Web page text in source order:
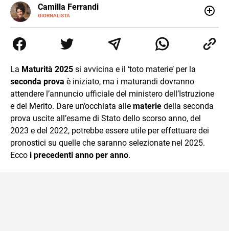
Camilla Ferrandi
GIORNALISTA
E-
MAIL
LINKEDIN
di trasformare la passione per la scrittura in un lavoro, e
da lì non mi sono più fermata. L’attualità è il mio pane
mente.
La Maturità 2025 si avvicina e il ‘toto materie’ per la
seconda prova è iniziato, ma i maturandi dovranno
attendere l’annuncio ufficiale del ministero dell’Istruzione
e del Merito. Dare un’occhiata alle materie della seconda
prova uscite all’esame di Stato dello scorso anno, del
2023 e del 2022, potrebbe essere utile per effettuare dei
pronostici su quelle che saranno selezionate nel 2025.
Ecco i precedenti anno per anno.